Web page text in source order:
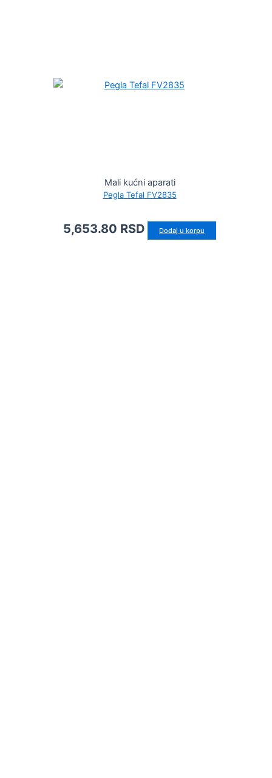
Mali kućni aparati
Pegla Tefal FV2835
5,653.80 RSD Dodaj u korpu